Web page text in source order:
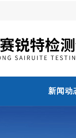
新闻动